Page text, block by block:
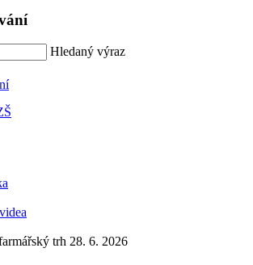
Hledaný výraz
trh 28. 6. 2026